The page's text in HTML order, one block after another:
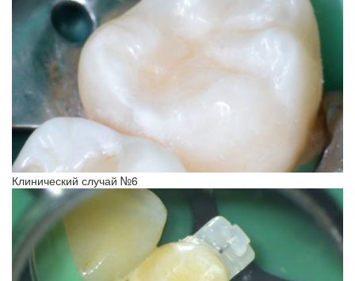
Клинический случай №6